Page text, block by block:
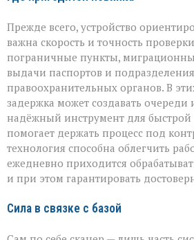
Прежде всего, устройство
важна скорость и точность
пограничные пункты,
выдачи паспортов и подразделения
правоохранительных органов. В
задержка может создавать очереди
надёжный инструмент для
помогает держать процесс под
технология способна облегчить
ежедневно приходится
и при этом гарантировать
Сила в связке с базой